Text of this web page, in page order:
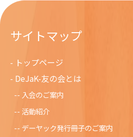
サイトマップ
トップページ
DeJaK-友の会とは
入会のご案内
活動紹介
デーヤック発行冊子のご案内